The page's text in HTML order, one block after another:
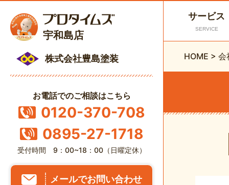
宇和島店
株式会社豊島塗装
お電話でのご相談はこちら
0120-370-708
0895-27-1718
受付時間 9：00~18：00（日曜定休）
メールでお問い合わせ
サービス
SERVICE
HOME > 会